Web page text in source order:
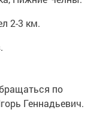
2-3 км.
по
Геннадьевич.